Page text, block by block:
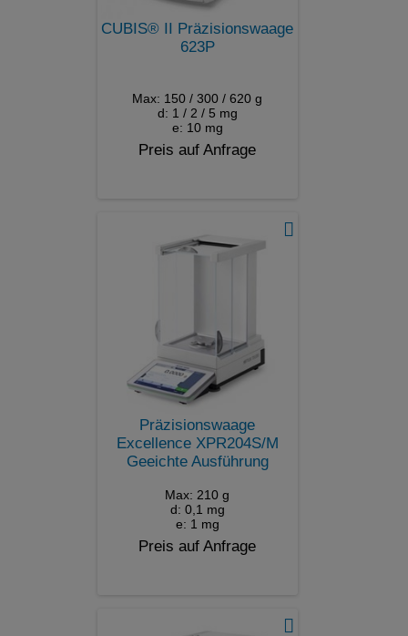
CUBIS® II Präzisionswaage
623P
Max: 150 / 300 / 620 g
d: 1 / 2 / 5 mg
e: 10 mg
Preis auf Anfrage
Präzisionswaage
Excellence XPR204S/M
Geeichte Ausführung
Max: 210 g
d: 0,1 mg
e: 1 mg
Preis auf Anfrage